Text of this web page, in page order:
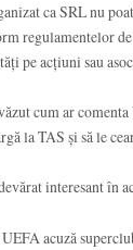
ca SRL nu
regulamentelor
pe acțiuni sau
cum ar
la TAS și să le
interesant
UEFA acuză